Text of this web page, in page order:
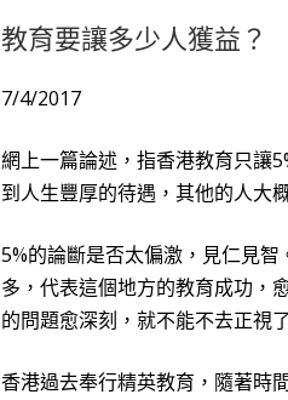
教育要讓多少人獲益？
7/4/2017
網上一篇論述，指香港教育只讓
到人生豐厚的待遇，其他的人大
5%的論斷是否太偏激，見仁見
多，代表這個地方的教育成功，
的問題愈深刻，就不能不去正視
香港過去奉行精英教育，隨著時